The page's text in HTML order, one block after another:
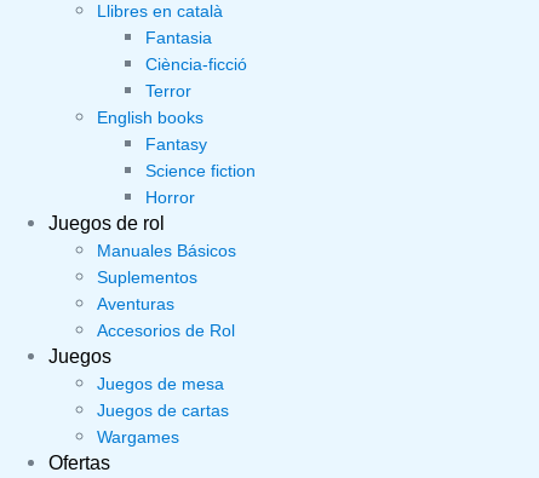
Llibres en català
Fantasia
Ciència-ficció
Terror
English books
Fantasy
Science fiction
Horror
Juegos de rol
Manuales Básicos
Suplementos
Aventuras
Accesorios de Rol
Juegos
Juegos de mesa
Juegos de cartas
Wargames
Ofertas